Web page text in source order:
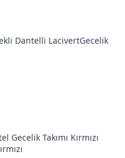
Dantelli LacivertGecelik
Gecelik Takımı Kırmızı